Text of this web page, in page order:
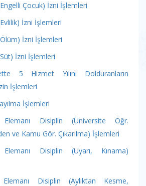
Çocuk) İzni İşlemleri
İzni İşlemleri
İzni İşlemleri
İzni İşlemleri
5 Hizmet Yılını Dolduranların
İşlemleri
İşlemleri
Disiplin (Üniversite Öğr.
ve Kamu Gör. Çıkarılma) İşlemleri
Disiplin (Uyarı, Kınama)
Disiplin (Aylıktan Kesme,